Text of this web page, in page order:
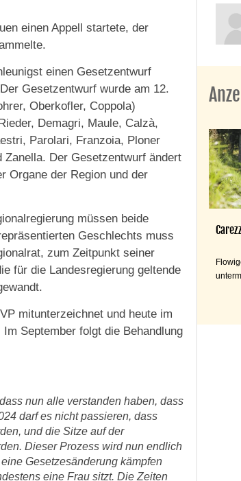
einen Appell startete, der
einen Gesetzentwurf
Gesetzentwurf wurde am 12.
Oberkofler, Coppola)
Demagri, Maule, Calzà,
Parolari, Franzoia, Ploner
Zanella. Der Gesetzentwurf ändert
Organe der Region und der
müssen beide
Geschlechts muss
zum Zeitpunkt seiner
für die Landesregierung geltende
mitunterzeichnet und heute im
September folgt die Behandlung
nun alle verstanden haben, dass
darf es nicht passieren, dass
und die Sitze auf der
Dieser Prozess wird nun endlich
Gesetzesänderung kämpfen
eine Frau sitzt. Die Zeiten